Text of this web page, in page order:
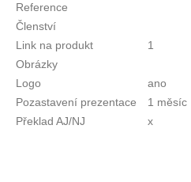
Reference
Členství
Link na produkt
1
Obrázky
Logo
ano
Pozastavení prezentace
1 měsíc
Překlad AJ/NJ
x